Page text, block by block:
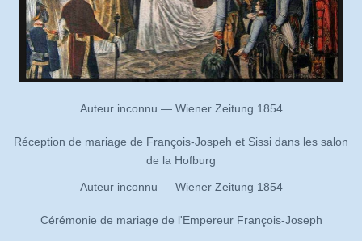
Auteur inconnu — Wiener Zeitung 1854
Réception de mariage de François-Jospeh et Sissi dans les salon
de la Hofburg
Auteur inconnu — Wiener Zeitung 1854
Cérémonie de mariage de l'Empereur François-Joseph